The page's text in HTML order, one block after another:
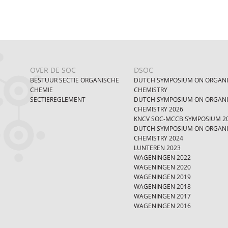
OVER DE SOC
BESTUUR SECTIE ORGANISCHE
CHEMIE
SECTIEREGLEMENT
DSOC
DUTCH SYMPOSIUM ON
CHEMISTRY
DUTCH SYMPOSIUM ON
CHEMISTRY 2026
KNCV SOC-MCCB SYMPOSIUM
DUTCH SYMPOSIUM ON
CHEMISTRY 2024
LUNTEREN 2023
WAGENINGEN 2022
WAGENINGEN 2020
WAGENINGEN 2019
WAGENINGEN 2018
WAGENINGEN 2017
WAGENINGEN 2016